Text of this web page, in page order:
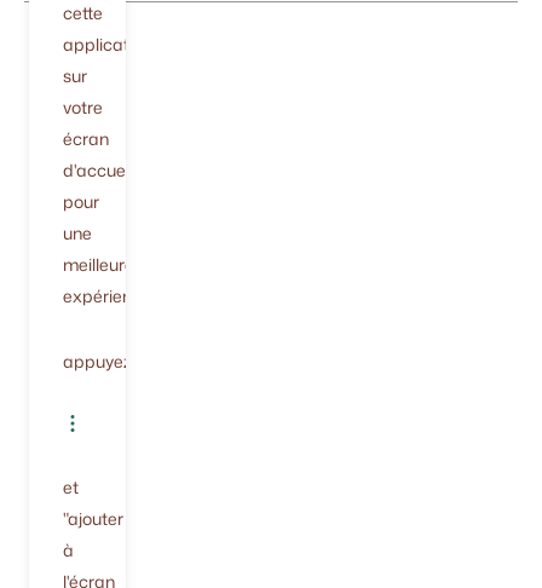
cette
application
sur
votre
écran
d'accueil
pour
une
meilleure
expérience.
appuyez
et
"ajouter
à
l'écran